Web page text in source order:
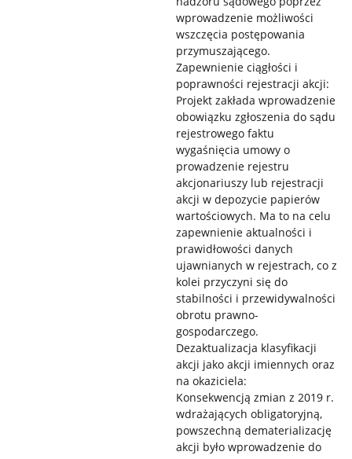
wprowadzenie możliwości
wszczęcia postępowania
przymuszającego.
Zapewnienie ciągłości i
poprawności rejestracji akcji:
Projekt zakłada wprowadzenie
obowiązku zgłoszenia do sądu
rejestrowego faktu
wygaśnięcia umowy o
prowadzenie rejestru
akcjonariuszy lub rejestracji
akcji w depozycie papierów
wartościowych. Ma to na celu
zapewnienie aktualności i
prawidłowości danych
ujawnianych w rejestrach, co z
kolei przyczyni się do
stabilności i przewidywalności
obrotu prawno-
gospodarczego.
Dezaktualizacja klasyfikacji
akcji jako akcji imiennych oraz
na okaziciela:
Konsekwencją zmian z 2019 r.
wdrażających obligatoryjną,
powszechną dematerializację
akcji było wprowadzenie do